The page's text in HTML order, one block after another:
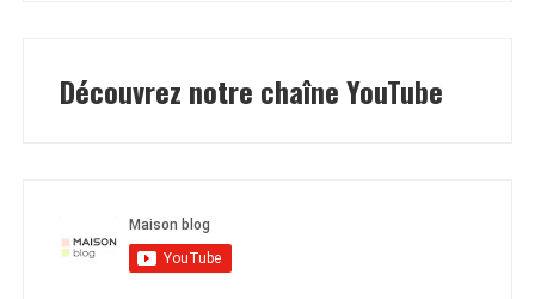
Découvrez notre chaîne YouTube